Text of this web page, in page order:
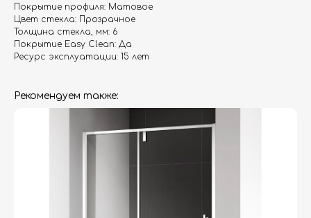
Покрытие профиля: Матовое
Цвет стекла: Прозрачное
Толщина стекла, мм: 6
Покрытие Easy Clean: Да
Ресурс эксплуатации: 15 лет
Рекомендуем также: